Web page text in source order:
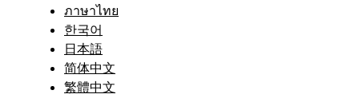
ภาษาไทย
한국어
日本語
简体中文
繁體中文